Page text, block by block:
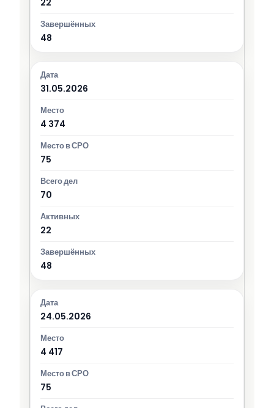
48
31.05.2026
4 374
75
70
22
48
24.05.2026
4 417
75